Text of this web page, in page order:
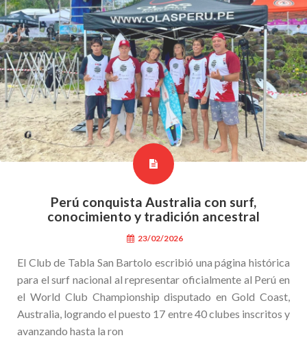
Perú conquista Australia con surf,
conocimiento y tradición ancestral
23/02/2026
El Club de Tabla San Bartolo escribió una página histórica
para el surf nacional al representar oficialmente al Perú en
el World Club Championship disputado en Gold Coast,
Australia, logrando el puesto 17 entre 40 clubes inscritos y
avanzando hasta la ron